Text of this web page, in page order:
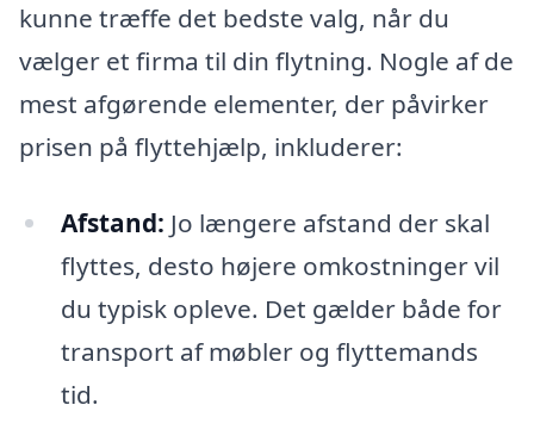
kunne træffe det bedste valg, når du
vælger et firma til din flytning. Nogle af de
mest afgørende elementer, der påvirker
prisen på flyttehjælp, inkluderer:
Afstand: Jo længere afstand der skal
flyttes, desto højere omkostninger vil
du typisk opleve. Det gælder både for
transport af møbler og flyttemands
tid.